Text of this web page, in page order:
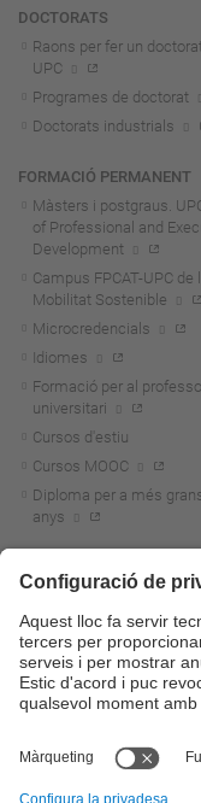
DOCTORATS
Raons per fer un
UPC
Programes de doctorat
Doctorats industrials
FORMACIÓ PERMANENT
Màsters i postgraus.
of Professional and
Development
Campus FPCAT-UPC de
Mobilitat Sostenible
Microcredencials
Idiomes
Formació per al
universitari
Cursos d'estiu
Cursos MOOC
Diploma per a més
anys
Actualitat R+D+I
La recerca a la UPC
La transferència,
la innovació a la UPC
Foment i suport a la
transferència,